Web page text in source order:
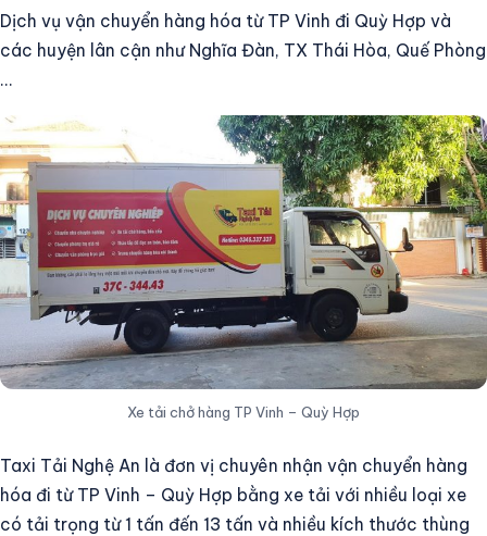
Dịch vụ vận chuyển hàng hóa từ TP Vinh đi Quỳ Hợp và
các huyện lân cận như Nghĩa Đàn, TX Thái Hòa, Quế Phòng
…
Xe tải chở hàng TP Vinh – Quỳ Hợp
Taxi Tải Nghệ An là đơn vị chuyên nhận vận chuyển hàng
hóa đi từ TP Vinh – Quỳ Hợp bằng xe tải với nhiều loại xe
có tải trọng từ 1 tấn đến 13 tấn và nhiều kích thước thùng